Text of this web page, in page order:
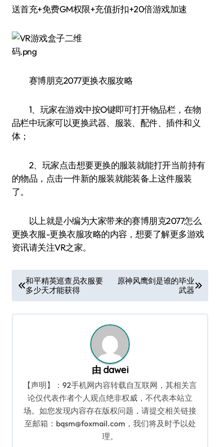
送首充+免费GM权限+充值折扣+20倍游戏加速
赛博朋克2077更换衣服攻略
1、玩家在游戏中按O键即可打开物品栏，在物
品栏中玩家可以更换武器、服装、配件、插件和义
体；
2、玩家点击想要更换的服装就能打开当前持有
的物品，点击一件新的服装就能装备上这件服装
了。
以上就是小编为大家带来的赛博朋克2077怎么
更换衣服-更换衣服攻略的内容，想要了解更多游戏
资讯请关注VR之家。
章
导
和平精英巡查员衣服要
多少天才能获得
原神风鹰剑是谁的毕业
武器
由 dawei
【声明】：92手机网内容转载自互联网，其相关言
论仅代表作者个人观点绝非权威，不代表本站立
场。如您发现内容存在版权问题，请提交相关链接
至邮箱：bqsm@foxmail.com，我们将及时予以处
理。